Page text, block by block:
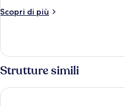
mare
Scopri di più
Altri
Deluxe,
vista
Strutture simili
Rixos Premium Dubrovnik